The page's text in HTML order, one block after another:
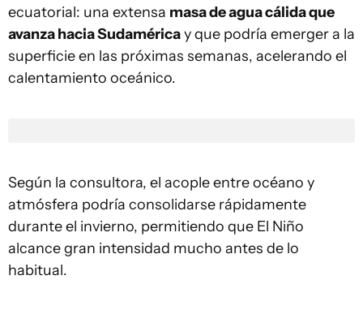
ecuatorial: una extensa masa de agua cálida que
avanza hacia Sudaméricay que podría emerger a la
superficie en las próximas semanas, acelerando el
calentamiento oceánico.
Según la consultora, el acople entre océano y
atmósfera podría consolidarse rápidamente
durante el invierno, permitiendo que El Niño
alcance gran intensidad mucho antes de lo
habitual.